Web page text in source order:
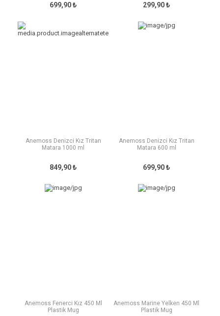
699,90 ₺ 299,90 ₺
Anemoss Denizci Kız Tritan
Matara 1000 ml
849,90 ₺
Anemoss Denizci Kız Tritan
Matara 600 ml
699,90 ₺
Anemoss Fenerci Kız 450 Ml
Plastik Mug
Anemoss Marine Yelken 450 Ml
Plastik Mug